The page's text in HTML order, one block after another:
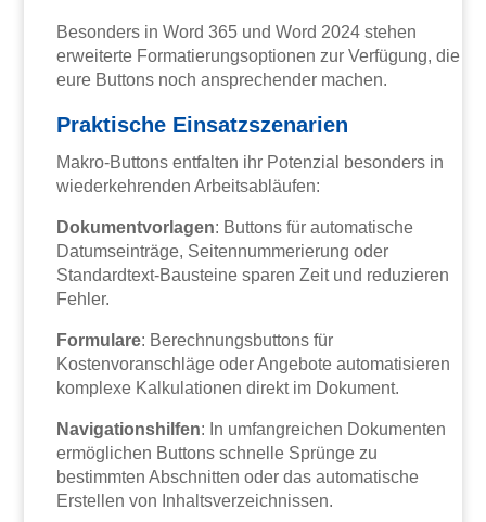
Besonders in Word 365 und Word 2024 stehen
erweiterte Formatierungsoptionen zur Verfügung, die
eure Buttons noch ansprechender machen.
Praktische Einsatzszenarien
Makro-Buttons entfalten ihr Potenzial besonders in
wiederkehrenden Arbeitsabläufen:
Dokumentvorlagen: Buttons für automatische
Datumseinträge, Seitennummerierung oder
Standardtext-Bausteine sparen Zeit und reduzieren
Fehler.
Formulare: Berechnungsbuttons für
Kostenvoranschläge oder Angebote automatisieren
komplexe Kalkulationen direkt im Dokument.
Navigationshilfen: In umfangreichen Dokumenten
ermöglichen Buttons schnelle Sprünge zu
bestimmten Abschnitten oder das automatische
Erstellen von Inhaltsverzeichnissen.